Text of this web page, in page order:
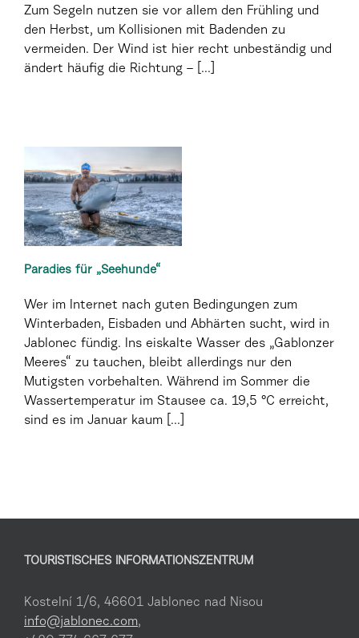
Zum Segeln nutzen sie vor allem den Frühling und
den Herbst, um Kollisionen mit Badenden zu
vermeiden. Der Wind ist hier recht unbeständig und
ändert häufig die Richtung – [...]
Paradies für „Seehunde“
Wer im Internet nach guten Bedingungen zum
Winterbaden, Eisbaden und Abhärten sucht, wird in
Jablonec fündig. Ins eiskalte Wasser des „Gablonzer
Meeres“ zu tauchen, bleibt allerdings nur den
Mutigsten vorbehalten. Während im Sommer die
Wassertemperatur im Stausee ca. 19,5 °C erreicht,
sind es im Januar kaum [...]
TOURISTISCHES INFORMATIONSZENTRUM
Kostelní 1/6, 46601 Jablonec nad Nisou
info@jablonec.com,